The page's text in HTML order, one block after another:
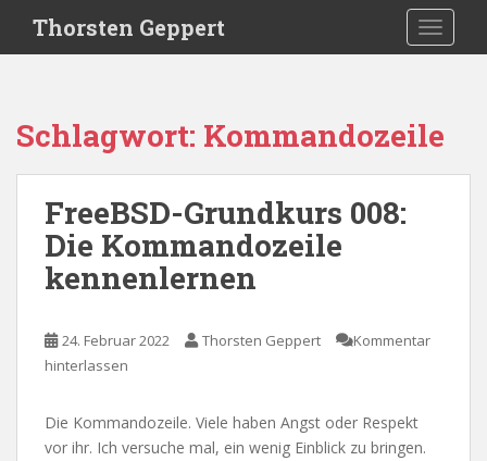
i
Thorsten Geppert
Schlagwort: Kommandozeile
FreeBSD-Grundkurs 008:
Die Kommandozeile
kennenlernen
24. Februar 2022 Thorsten Geppert
Kommentar
hinterlassen
Die Kommandozeile. Viele haben Angst oder Respekt
vor ihr. Ich versuche mal, ein wenig Einblick zu bringen.